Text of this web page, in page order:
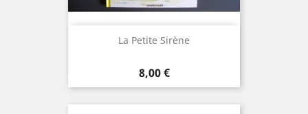
La Petite Sirène
Prix
8,00 €